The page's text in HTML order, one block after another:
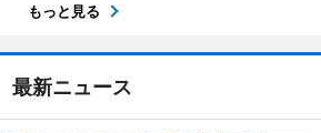
もっと見る
最新ニュース